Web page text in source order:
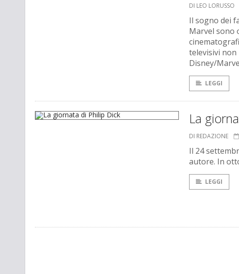
DI LEO LORUSSO
Il sogno dei
Marvel sono
televisivi
Disney/
LEGGI
La
DI REDAZIONE
Il 24
autore. In
LEGGI